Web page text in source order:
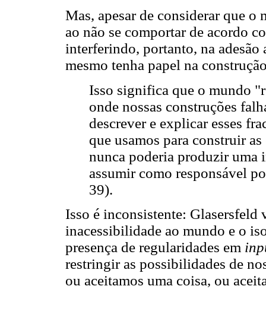
Mas, apesar de considerar que
ao não se comportar de acordo
interferindo, portanto, na adesão
mesmo tenha papel na
Isso significa que o mundo
onde nossas construções
descrever e explicar esses
que usamos para construir
nunca poderia produzir uma
assumir como responsável
39).
Isso é inconsistente: Glasersfeld
inacessibilidade ao mundo e o
presença de regularidades em
restringir as possibilidades de
ou aceitamos uma coisa, ou